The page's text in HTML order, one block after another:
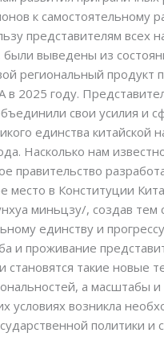
к
представителям
выведены из
региональный продукт
2025 году.
свои усилия
единства
Насколько нам
правительство
в Конституции
миньцзу/, создав
единству и
и проживание
такие новые
а масштабы
условиях возникла
политики